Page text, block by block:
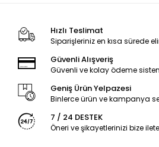
Hızlı Teslimat
Siparişleriniz en kısa sürede
Güvenli Alışveriş
Güvenli ve kolay ödeme
Geniş Ürün Yelpazesi
Binlerce ürün ve kampanya
7 / 24 DESTEK
Öneri ve şikayetlerinizi bize